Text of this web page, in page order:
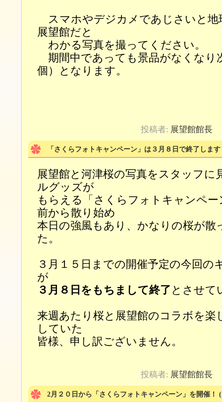
スマホやデジカメであじさいと地
展望館だと
わかる写真を撮ってください。
期間中であっても景品がなくなり
個）となります。
投稿者: 展望館館長
「さくらフォトキャンペーン」は３月８日で終了します
展望館と河津桜の写真をスタッフに
ルグッズが
もらえる「さくらフォトキャンペ
前から散り始め
本日の強風もあり、かなりの桜が散
た。
３月１５日までの開催予定の今回の
が
３月８日をもちまして終了 とさせて
来週あたり桜と展望館のコラボを楽
していた
皆様、申し訳ございません。
投稿者: 展望館館長
2月２０日から「さくらフォトキャンペーン」を開催！